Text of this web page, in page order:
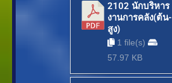
2102 นักบริหาร
งานการคลัง(ต้น-
สูง)
1 file(s)
57.97 KB